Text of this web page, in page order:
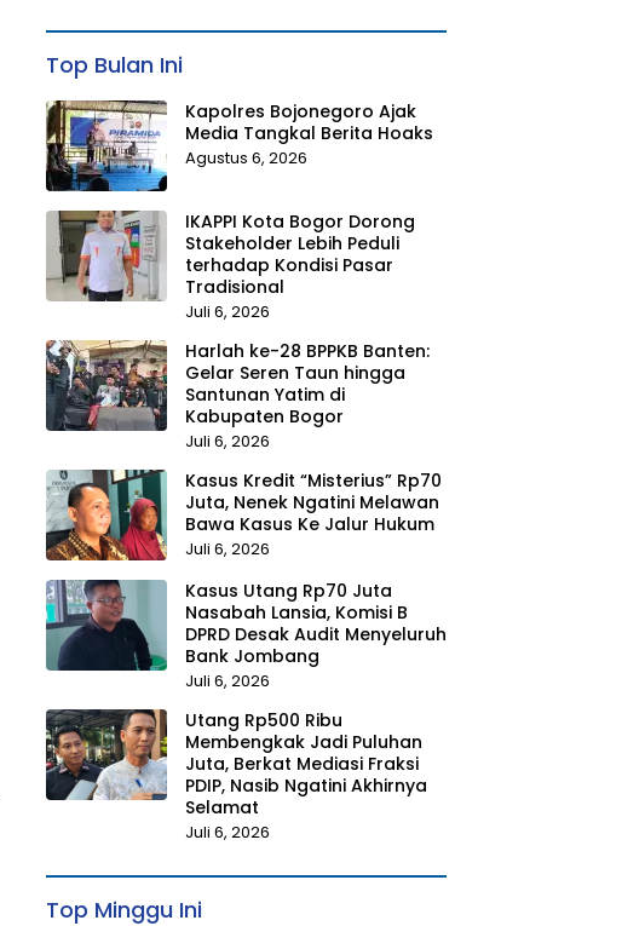
Top Bulan Ini
Kapolres Bojonegoro Ajak
Media Tangkal Berita Hoaks
Agustus 6, 2026
IKAPPI Kota Bogor Dorong
Stakeholder Lebih Peduli
terhadap Kondisi Pasar
Tradisional
Juli 6, 2026
Harlah ke-28 BPPKB Banten:
Gelar Seren Taun hingga
Santunan Yatim di
Kabupaten Bogor
Juli 6, 2026
Kasus Kredit “Misterius” Rp70
Juta, Nenek Ngatini Melawan
Bawa Kasus Ke Jalur Hukum
Juli 6, 2026
Kasus Utang Rp70 Juta
Nasabah Lansia, Komisi B
DPRD Desak Audit Menyeluruh
Bank Jombang
Juli 6, 2026
Utang Rp500 Ribu
Membengkak Jadi Puluhan
Juta, Berkat Mediasi Fraksi
PDIP, Nasib Ngatini Akhirnya
Selamat
Juli 6, 2026
Top Minggu Ini